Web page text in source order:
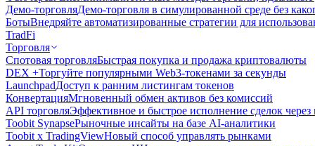
Демо-торговляДемо-торговля в симулированной среде без
БотыВнедряйте автоматизированные стратегии для
TradFi
Торговля
Спотовая торговляБыстрая покупка и продажа криптовалюты
DEX +Торгуйте популярными Web3-токенами за секунды
LaunchpadДоступ к ранним листингам токенов
КонвертацияМгновенный обмен активов без комиссий
API торговляЭффективное и быстрое исполнение сделок
Toobit SynapseРыночные инсайты на базе AI-аналитики
Toobit x TradingViewНовый способ управлять рынками